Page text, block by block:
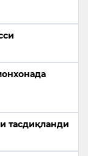
тасдиқланди